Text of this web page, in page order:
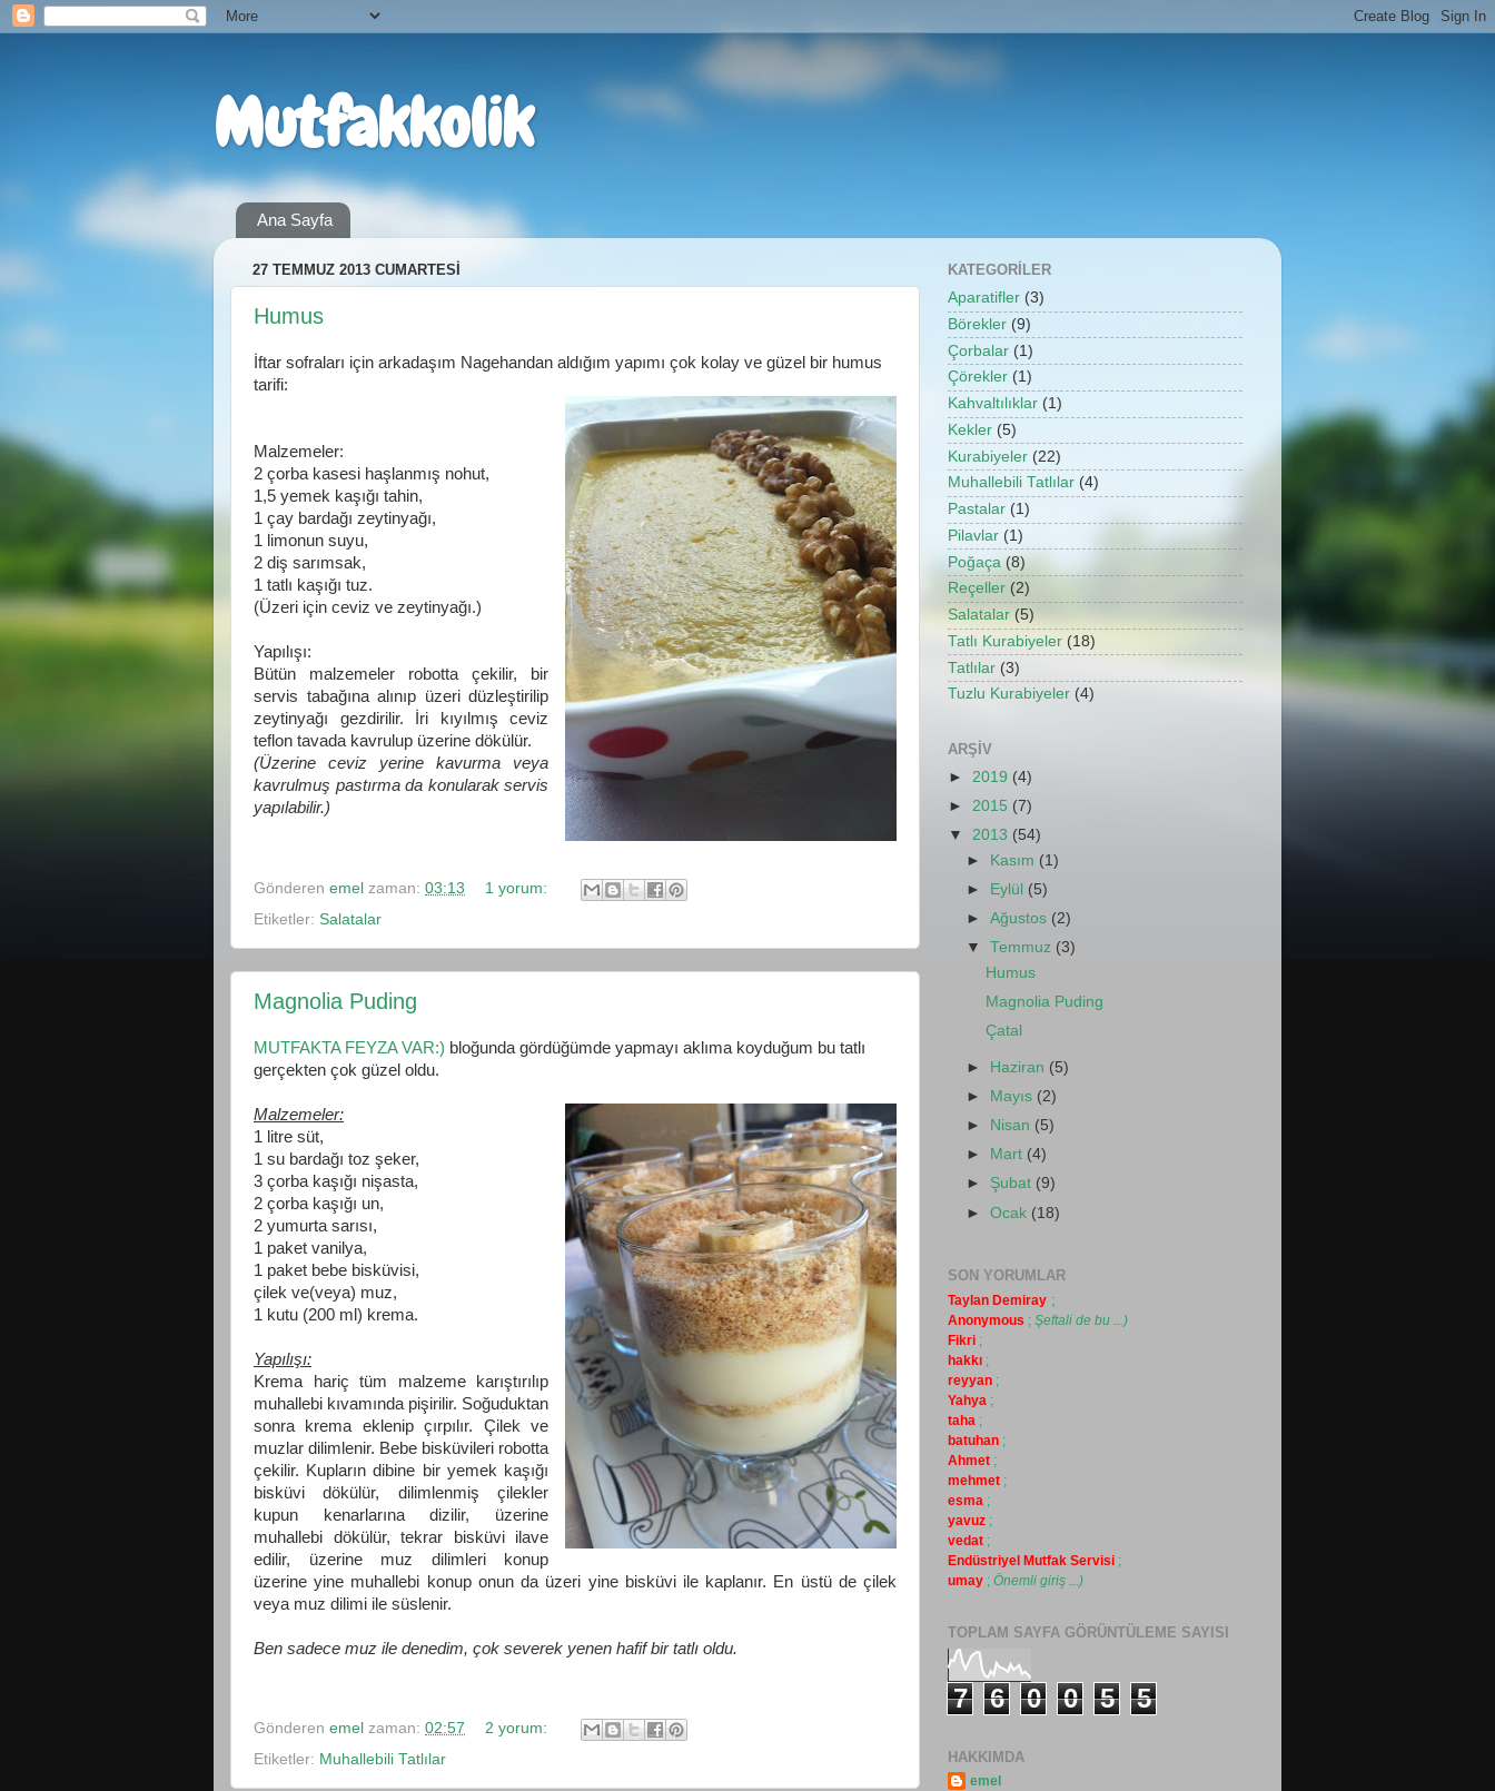
Mutfakkolik
Ana Sayfa
27 TEMMUZ 2013 CUMARTESI
Humus
İftar sofraları için arkadaşım Nagehandan aldığım yapımı çok kolay ve güzel bir humus
tarifi:
Malzemeler:
2 çorba kasesi haşlanmış nohut,
1,5 yemek kaşığı tahin,
1 çay bardağı zeytinyağı,
1 limonun suyu,
2 diş sarımsak,
1 tatlı kaşığı tuz.
(Üzeri için ceviz ve zeytinyağı.)
Yapılışı:
Bütün malzemeler robotta çekilir, bir
servis tabağına alınıp üzeri düzleştirilip
zeytinyağı gezdirilir. İri kıyılmış ceviz
teflon tavada kavrulup üzerine dökülür.
(Üzerine ceviz yerine kavurma veya
kavrulmuş pastırma da konularak servis
yapılabilir.)
Gönderen emel zaman: 03:13
1 yorum:
Etiketler: Salatalar
Magnolia Puding
MUTFAKTA FEYZA VAR:) bloğunda gördüğümde yapmayı aklıma koyduğum bu tatlı
gerçekten çok güzel oldu.
Malzemeler:
1 litre süt,
1 su bardağı toz şeker,
3 çorba kaşığı nişasta,
2 çorba kaşığı un,
2 yumurta sarısı,
1 paket vanilya,
1 paket bebe bisküvisi,
çilek ve(veya) muz,
1 kutu (200 ml) krema.
Yapılışı:
Krema hariç tüm malzeme karıştırılıp
muhallebi kıvamında pişirilir. Soğuduktan
sonra krema eklenip çırpılır. Çilek ve
muzlar dilimlenir. Bebe bisküvileri robotta
çekilir. Kupların dibine bir yemek kaşığı
bisküvi dökülür, dilimlenmiş çilekler
kupun kenarlarına dizilir, üzerine
muhallebi dökülür, tekrar bisküvi ilave
edilir, üzerine muz dilimleri konup
üzerine yine muhallebi konup onun da üzeri yine bisküvi ile kaplanır. En üstü de çilek
veya muz dilimi ile süslenir.
Ben sadece muz ile denedim, çok severek yenen hafif bir tatlı oldu.
Gönderen emel zaman: 02:57
2 yorum:
Etiketler: Muhallebili Tatlılar
KATEGORILER
Aparatifler (3)
Börekler (9)
Çorbalar (1)
Çörekler (1)
Kahvaltılıklar (1)
Kekler (5)
Kurabiyeler (22)
Muhallebili Tatlılar (4)
Pastalar (1)
Pilavlar (1)
Poğaça (8)
Reçeller (2)
Salatalar (5)
Tatlı Kurabiyeler (18)
Tatlılar (3)
Tuzlu Kurabiyeler (4)
ARŞIV
► 2019 (4)
► 2015 (7)
▼ 2013 (54)
► Kasım (1)
►
Eylül (5)
►Ağustos (2)
▼Temmuz (3)
Humus
Magnolia Puding
Çatal
► Haziran (5)
►
Mayıs (2)
►
Nisan (5)
►
Mart (4)
► Şubat (9)
►Ocak (18)
SON YORUMLAR
Taylan Demiray ;
Anonymous ; Şeftali de bu ...)
Fikri ;
hakkı ;
reyyan ;
Yahya ;
taha ;
batuhan ;
Ahmet ;
mehmet ;
esma ;
yavuz ;
vedat ;
Endüstriyel Mutfak Servisi ;
umay ; Önemli giriş ...)
TOPLAM SAYFA GÖRÜNTÜLEME SAYISI
7 6 0 0 5 5
HAKKIMDA
emel